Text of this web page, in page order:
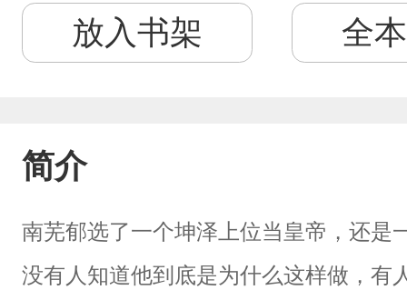
放入书架 全
简介
南芜郁选了一个坤泽上位当皇帝，还是
没有人知道他到底是为什么这样做，有